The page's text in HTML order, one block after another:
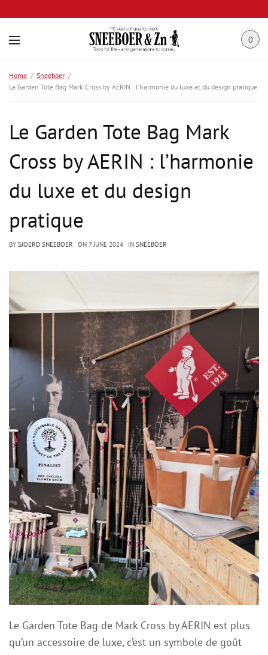
0
Home
Sneeboer
Le Garden Tote Bag Mark Cross by AERIN : l’harmonie du luxe et du design pratique
Le Garden Tote Bag Mark
Cross by AERIN : l’harmonie
du luxe et du design
pratique
BY SJOERD SNEEBOER ON 7 JUNE 2024 IN SNEEBOER
Le Garden Tote Bag de Mark Cross by AERIN est plus
qu’un accessoire de luxe, c’est un symbole de goût